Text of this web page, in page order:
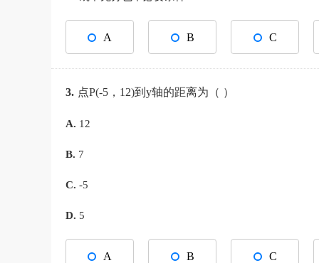
A B C
3. 点P(-5，12)到y轴的距离为（ ）
A. 12
B. 7
C. -5
D. 5
A B C